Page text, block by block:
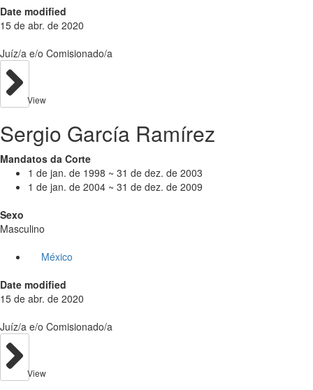
Date modified
15 de abr. de 2020
Juíz/a e/o Comisionado/a
View
Sergio García Ramírez
Mandatos da Corte
1 de jan. de 1998 ~ 31 de dez. de 2003
1 de jan. de 2004 ~ 31 de dez. de 2009
Sexo
Masculino
México
Date modified
15 de abr. de 2020
Juíz/a e/o Comisionado/a
View